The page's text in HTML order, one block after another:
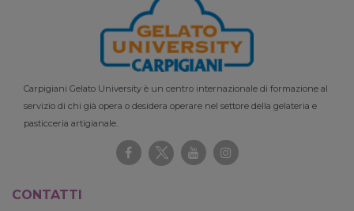
Carpigiani Gelato University è un centro internazionale di formazione al
servizio di chi già opera o desidera operare nel settore della gelateria e
pasticceria artigianale.
CONTATTI